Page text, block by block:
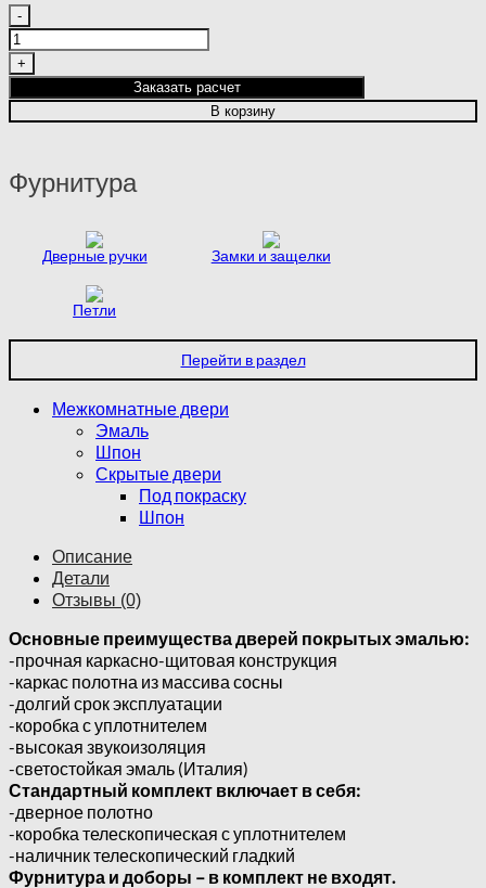
Количество
товара
FLAT
1
|
IVORY
CLOUD
Заказать расчет
В корзину
Фурнитура
Дверные ручки Замки и защелки
Петли
Перейти в раздел
Межкомнатные двери
Эмаль
Шпон
Скрытые двери
Под покраску
Шпон
Описание
Детали
Отзывы (0)
Основные преимущества дверей покрытых эмалью:
-прочная каркасно-щитовая конструкция
-каркас полотна из массива сосны
-долгий срок эксплуатации
-коробка с уплотнителем
-высокая звукоизоляция
-светостойкая эмаль (Италия)
Стандартный комплект включает в себя:
-дверное полотно
-коробка телескопическая с уплотнителем
-наличник телескопический гладкий
Фурнитура и доборы – в комплект не входят.